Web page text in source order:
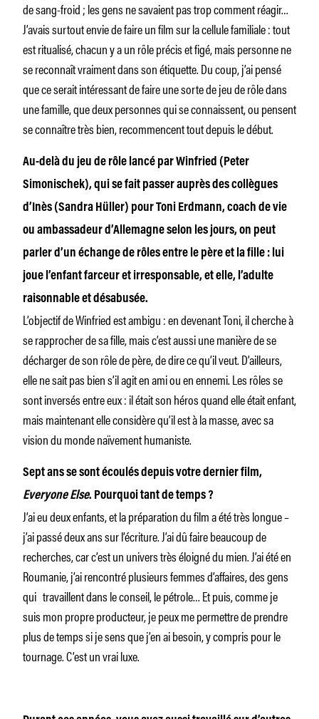
de sang-froid ; les gens ne savaient pas trop comment réagir…
J’avais surtout envie de faire un film sur la cellule familiale : tout
est ritualisé, chacun y a un rôle précis et figé, mais personne ne
se reconnaît vraiment dans son étiquette. Du coup, j’ai pensé
que ce serait intéressant de faire une sorte de jeu de rôle dans
une famille, que deux personnes qui se connaissent, ou pensent
se connaître très bien, recommencent tout depuis le début.
Au-delà du jeu de rôle lancé par Winfried (Peter
Simonischek), qui se fait passer auprès des collègues
d’Inès (Sandra Hüller) pour Toni Erdmann, coach de vie
ou ambassadeur d’Allemagne selon les jours, on peut
parler d’un échange de rôles entre le père et la fille : lui
joue l’enfant farceur et irresponsable, et elle, l’adulte
raisonnable et désabusée.
L’objectif de Winfried est ambigu : en devenant Toni, il cherche à
se rapprocher de sa fille, mais c’est aussi une manière de se
décharger de son rôle de père, de dire ce qu’il veut. D’ailleurs,
elle ne sait pas bien s’il agit en ami ou en ennemi. Les rôles se
sont inversés entre eux : il était son héros quand elle était enfant,
mais maintenant elle considère qu’il est à la masse, avec sa
vision du monde naïvement humaniste.
Sept ans se sont écoulés depuis votre dernier film,
Everyone Else. Pourquoi tant de temps ?
J’ai eu deux enfants, et la préparation du film a été très longue –
j’ai passé deux ans sur l’écriture. J’ai dû faire beaucoup de
recherches, car c’est un univers très éloigné du mien. J’ai été en
Roumanie, j’ai rencontré plusieurs femmes d’affaires, des gens
qui travaillent dans le conseil, le pétrole… Et puis, comme je
suis mon propre producteur, je peux me permettre de prendre
plus de temps si je sens que j’en ai besoin, y compris pour le
tournage. C’est un vrai luxe.